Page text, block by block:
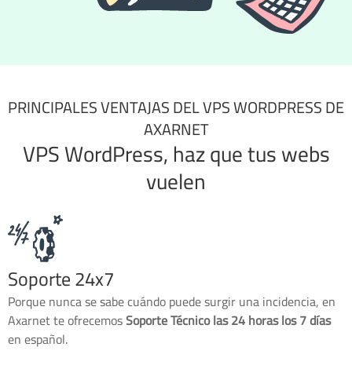
PRINCIPALES VENTAJAS DEL VPS WORDPRESS DE
AXARNET
VPS WordPress, haz que tus webs
vuelen
Soporte 24x7
Porque nunca se sabe cuándo puede surgir una incidencia, en
Axarnet te ofrecemosSoporte Técnico las 24 horas los 7 días
en español.